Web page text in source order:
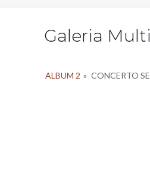
Galeria
ALBUM 2 » CONCERTO